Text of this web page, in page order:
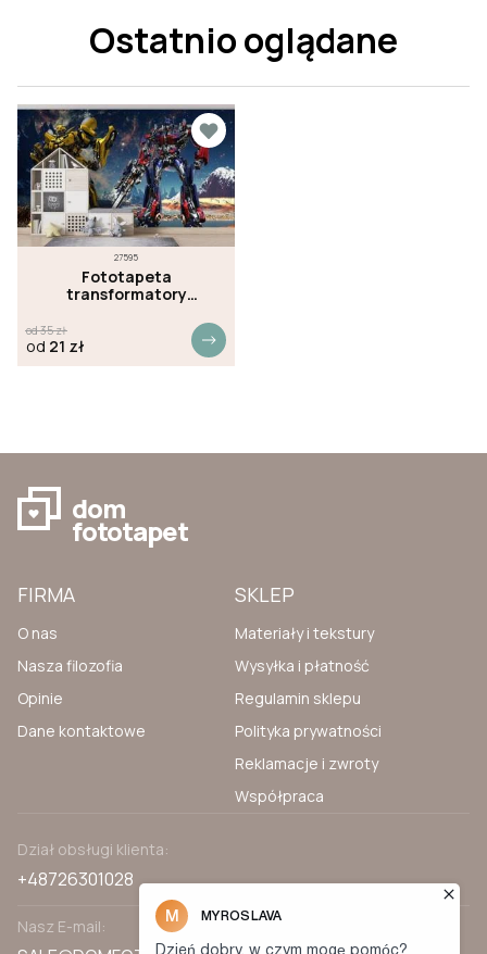
Ostatnio oglądane
27595
Fototapeta
transformatory
od35zł
od 21 zł
dom
fototapet
FIRMA
O nas
Nasza filozofia
Opinie
Dane kontaktowe
SKLEP
Materiały i tekstury
Wysyłka i płatność
Regulamin sklepu
Polityka prywatności
Reklamacje i zwroty
Współpraca
Dział obsługi klienta:
+48726301028
Nasz E-mail: